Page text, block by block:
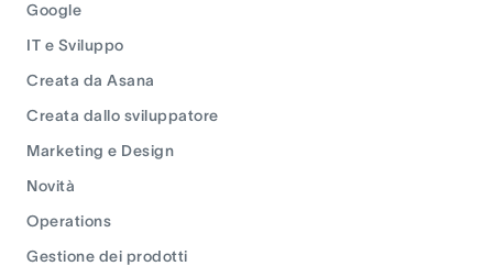
Google
IT e Sviluppo
Creata da Asana
Creata dallo sviluppatore
Marketing e Design
Novità
Operations
Gestione dei prodotti